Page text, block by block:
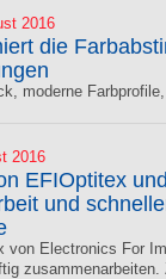
2016
die
moderne
2016
EFIOptitex
und
von Electronics For